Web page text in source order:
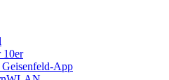
10er
App